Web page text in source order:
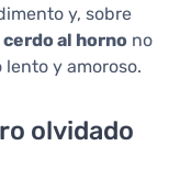
y, sobre
cerdo al horno no
y amoroso.
olvidado